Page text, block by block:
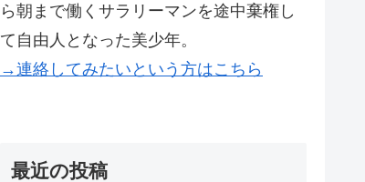
ら朝まで働くサラリーマンを途中棄権し
て自由人となった美少年。
→連絡してみたいという方はこちら
最近の投稿